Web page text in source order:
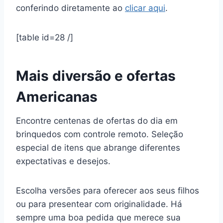
conferindo diretamente ao clicar aqui.
[table id=28 /]
Mais diversão e ofertas
Americanas
Encontre centenas de ofertas do dia em
brinquedos com controle remoto. Seleção
especial de itens que abrange diferentes
expectativas e desejos.
Escolha versões para oferecer aos seus filhos
ou para presentear com originalidade. Há
sempre uma boa pedida que merece sua